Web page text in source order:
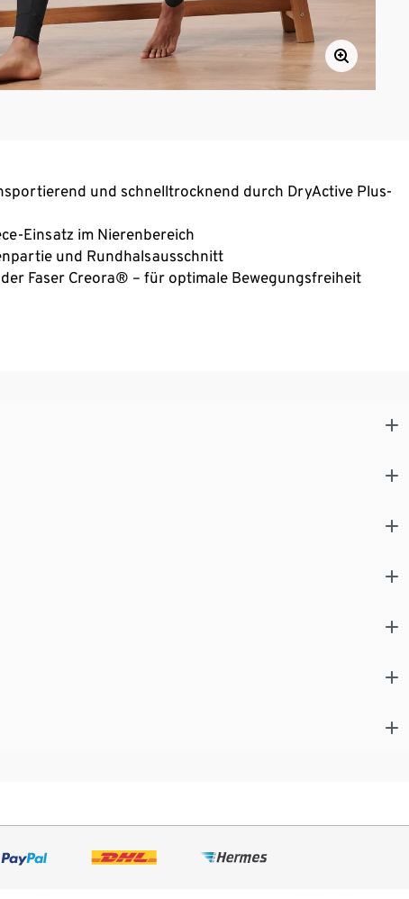
und schnelltrocknend durch DryActive Plus-
Einsatz im Nierenbereich
und Rundhalsausschnitt
Faser Creora® – für optimale Bewegungsfreiheit
weich angeraute Innenseite